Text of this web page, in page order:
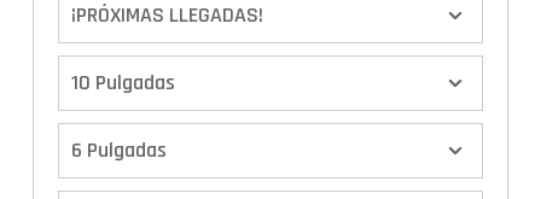
¡PRÓXIMAS LLEGADAS!
10 Pulgadas
6 Pulgadas